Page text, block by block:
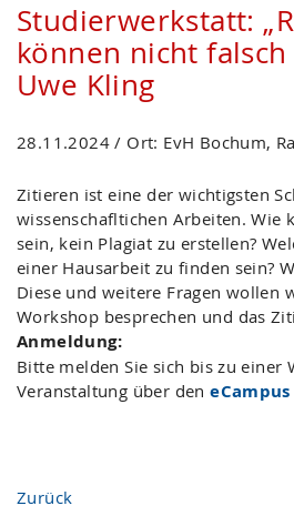
Studierwerkstatt:
können nicht falsch
Uwe Kling
28.11.2024 / Ort: EvH Bochum,
Zitieren ist eine der wichtigsten
wissenschafltichen Arbeiten. Wie
sein, kein Plagiat zu erstellen?
einer Hausarbeit zu finden sein?
Diese und weitere Fragen wollen
Workshop besprechen und das
Anmeldung:
Bitte melden Sie sich bis zu einer
Veranstaltung über deneCampus
Zurück